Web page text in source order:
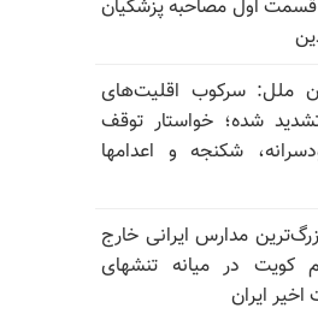
- قسمت اول مصاحبه پزشکیان
ملل: سرکوب اقلیت‌های
شده؛ خواستار توقف
شکنجه و اعدامها
مدارس ایرانی خارج
کویت در میانه تنشهای
ایران